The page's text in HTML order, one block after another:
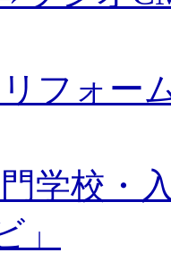
フォー
学校・
」